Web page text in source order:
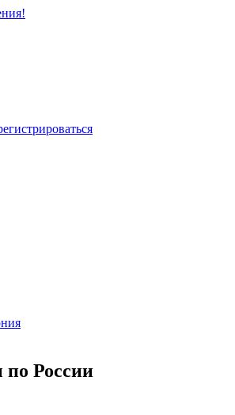
России